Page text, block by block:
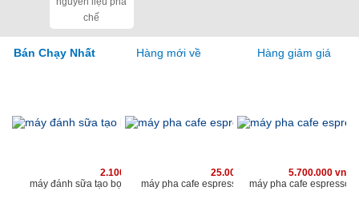
chế
Bán Chạy Nhất Hàng mới về Hàng giảm giá
2.100.000 vnđ
máy đánh sữa tạo bọt chuyên nghiệp cho quán
25.000.000 vnđ
máy pha cafe espresso chuyên nghiệp kahchan
5.700.000 vnđ
máy pha cafe espresso